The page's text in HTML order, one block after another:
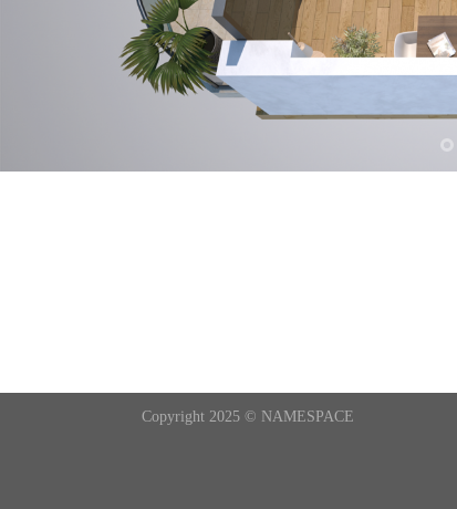
Copyright 2025 © NAMESPACE